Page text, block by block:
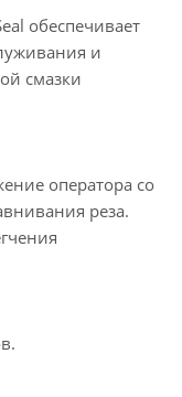
обеспечивает
и
смазки
оператора со
реза.